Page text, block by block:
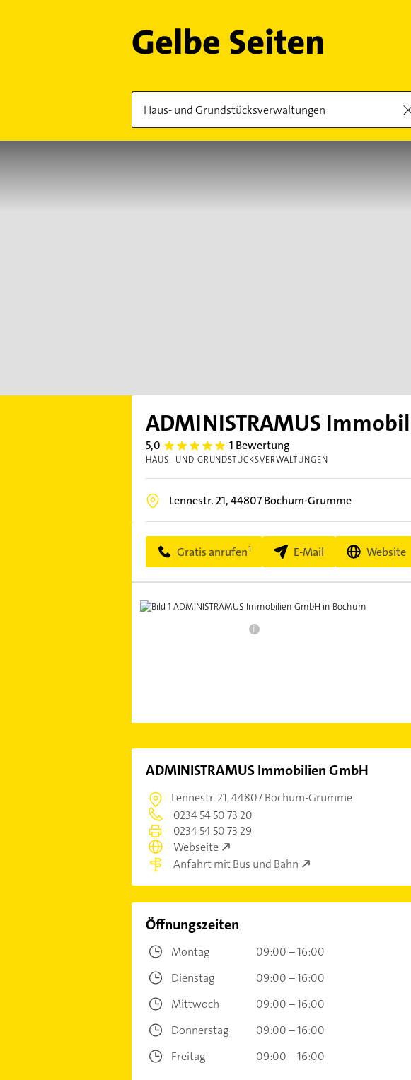
ADMINISTRAMUS
5,0 5.0 1 Bewertung
HAUS- UND GRUNDSTÜCKSVERWALTUNGEN
Lennestr. 21,44807Bochum-Grumme
Gratis anrufen E-Mail Website
i
ADMINISTRAMUS Immobilien GmbH
Lennestr. 21,44807 Bochum-Grumme
0234 54 50 73 20
0234 54 50 73 29
Webseite
Anfahrt mit Bus und Bahn
Öffnungszeiten
Montag
09:00 – 16:00
Dienstag
09:00 – 16:00
Mittwoch
09:00 – 16:00
Donnerstag
09:00 – 16:00
Freitag
09:00 – 16:00